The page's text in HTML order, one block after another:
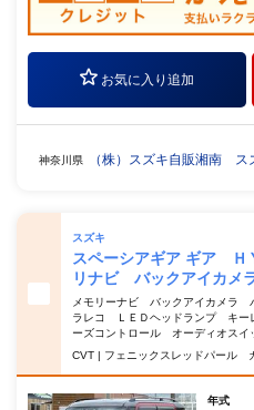
お気に入り追加
神奈川県 （株）スズキ自販湘南 ス
スズキ
スペーシアギア ギア
リナビ バックアイカメ
メモリーナビ バックアイカメラ
ラレコ ＬＥＤヘッドランプ キー
ーズコントロール オーディオス
CVT | フェニックスレッドパール
年式